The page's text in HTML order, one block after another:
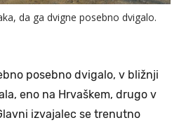
da ga dvigne posebno dvigalo.
posebno dvigalo, v bližnji
eno na Hrvaškem, drugo v
izvajalec se trenutno